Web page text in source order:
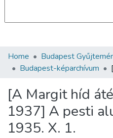
Communities & Collections
Statistics
About us
Home Budapest
Budapest-képarchívum
[A Margit híd
1937] A pesti
1935. X. 1.